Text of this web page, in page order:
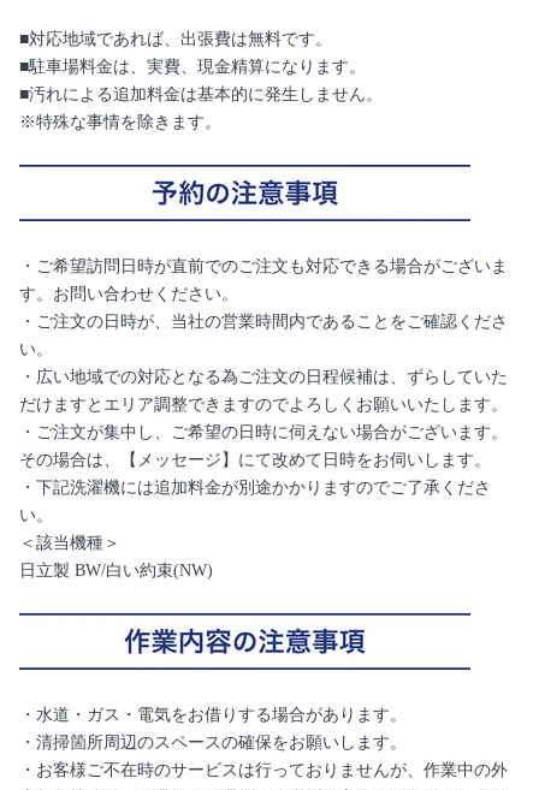
■対応地域であれば、出張費は無料です。
■駐車場料金は、実費、現金精算になります。
■汚れによる追加料金は基本的に発生しません。
※特殊な事情を除きます。
・ご希望訪問日時が直前でのご注文も対応できる場合がございま
す。お問い合わせください。
・ご注文の日時が、当社の営業時間内であることをご確認くださ
い。
・広い地域での対応となる為ご注文の日程候補は、ずらしていた
だけますとエリア調整できますのでよろしくお願いいたします。
・ご注文が集中し、ご希望の日時に伺えない場合がございます。
その場合は、【メッセージ】にて改めて日時をお伺いします。
・下記洗濯機には追加料金が別途かかりますのでご了承くださ
い。
＜該当機種＞
日立製 BW/白い約束(NW)
・水道・ガス・電気をお借りする場合があります。
・清掃箇所周辺のスペースの確保をお願いします。
・お客様ご不在時のサービスは行っておりませんが、作業中の外